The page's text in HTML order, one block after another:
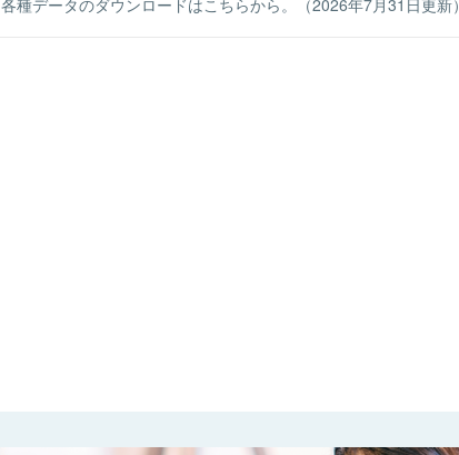
各種データのダウンロードはこちらから。（2026年7月31日更新）